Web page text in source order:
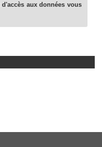
aux données vous